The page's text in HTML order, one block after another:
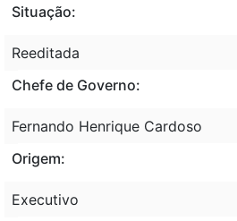
Situação:
Reeditada
Chefe de Governo:
Fernando Henrique Cardoso
Origem:
Executivo